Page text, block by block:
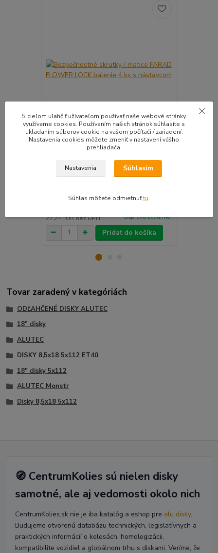
Bezpečnostné skrutky / matice FARAD
Kvalitné bezpečnostné skrutky / matice (
vyberieme...
27,24 EURbez DPH
Doprava zadarmo
Pridať do košíka
32,44 EUR
Tovar zaradený v kategóriách
ODĽAHČENÉ DISKY ALUTEC
18" disky
ALUTEC
DISKY 8,5x18 5x112 ET40
18" disky 5x112
ALUTEC Monstr
Disky 8,5x18 5x112
🧭 CentrumKolies sú nielen disky
samotné, ale aj vedomosti okolo nich
CentrumKolies.sk nie je iba katalóg a eshop pre alu disky.
Budujeme otvorenú databázu technických, legislatívnych a
praktických informácií o kolesách, homologizácii,
kompatibilite vozidiel a globálnom trhu s diskami. Veríme, že
S cieľom uľahčiť užívateľom používať naše webové stránky
využívame cookies. Používaním našich stránok súhlasíte s
ukladaním súborov cookie na vašom počítači / zariadení.
Nastavenia cookies môžete zmeniť v nastavení vášho
prehliadača.
Nastavenia Súhlasím
Súhlas môžete odmietnuťtu.